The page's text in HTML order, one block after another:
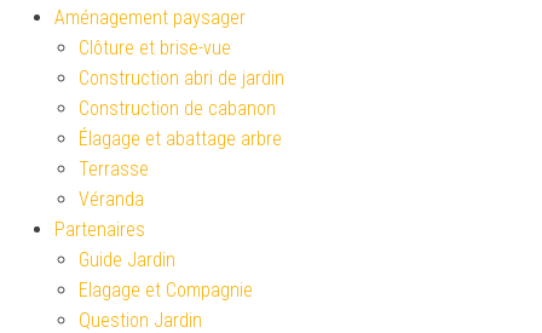
Aménagement paysager
Clôture et brise-vue
Construction abri de jardin
Construction de cabanon
Élagage et abattage arbre
Terrasse
Véranda
Partenaires
Guide Jardin
Elagage et Compagnie
Question Jardin